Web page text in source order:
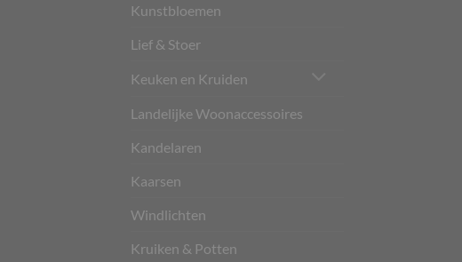
Kunstbloemen
Lief & Stoer
Keuken en Kruiden
Landelijke Woonaccessoires
Kandelaren
Kaarsen
Windlichten
Kruiken & Potten